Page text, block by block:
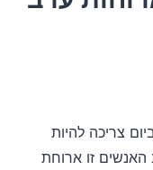
צריכה להיות
זו ארוחת